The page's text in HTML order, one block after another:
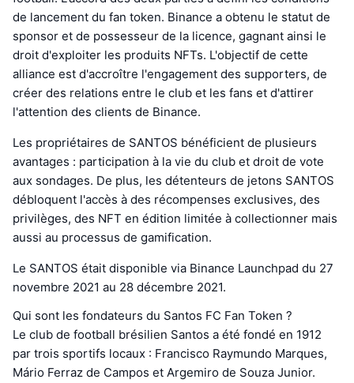
de lancement du fan token. Binance a obtenu le statut de
sponsor et de possesseur de la licence, gagnant ainsi le
droit d'exploiter les produits NFTs. L'objectif de cette
alliance est d'accroître l'engagement des supporters, de
créer des relations entre le club et les fans et d'attirer
l'attention des clients de Binance.
Les propriétaires de SANTOS bénéficient de plusieurs
avantages : participation à la vie du club et droit de vote
aux sondages. De plus, les détenteurs de jetons SANTOS
débloquent l'accès à des récompenses exclusives, des
privilèges, des NFT en édition limitée à collectionner mais
aussi au processus de gamification.
Le SANTOS était disponible via Binance Launchpad du 27
novembre 2021 au 28 décembre 2021.
Qui sont les fondateurs du Santos FC Fan Token ?
Le club de football brésilien Santos a été fondé en 1912
par trois sportifs locaux : Francisco Raymundo Marques,
Mário Ferraz de Campos et Argemiro de Souza Junior.